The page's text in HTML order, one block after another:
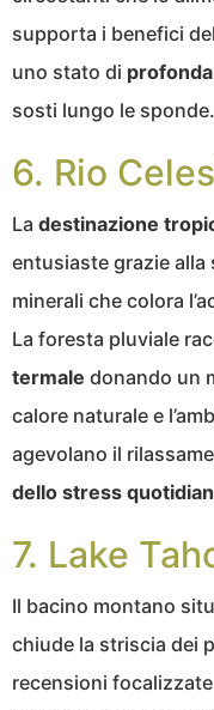
supporta i benefici
uno stato di
sosti lungo le sponde.
6. Rio
La destinazione
entusiaste grazie alla
minerali che colora
La foresta pluviale
termale donando un
calore naturale e
agevolano il
dello stress
7. Lake
Il bacino montano
chiude la striscia dei
recensioni